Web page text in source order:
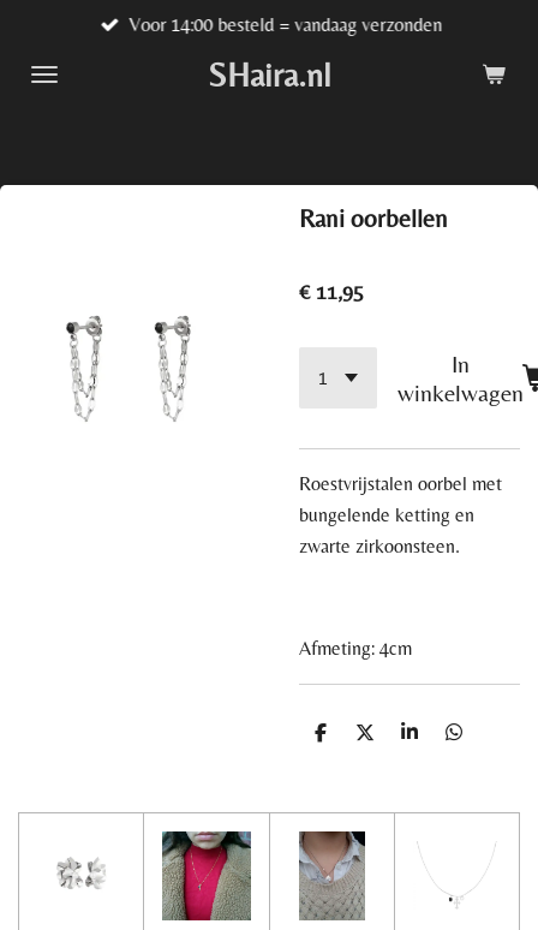
naar
SHaira.nl
Voor 14:00 besteld = vandaag verzonden
Rani oorbellen
€ 11,95
In
winkelwagen
Roestvrijstalen oorbel met
bungelende ketting en
zwarte zirkoonsteen.
Afmeting: 4cm
D
D
S
D